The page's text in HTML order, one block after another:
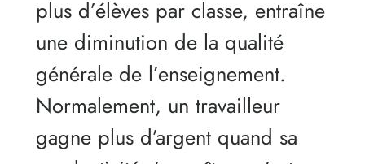
plus d’élèves par classe, entraîne
une diminution de la qualité
générale de l’enseignement.
Normalement, un travailleur
gagne plus d’argent quand sa